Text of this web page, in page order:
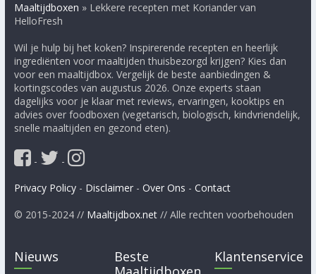
Maaltijdboxen » Lekkere recepten met Koriander van
HelloFresh
Wil je hulp bij het koken? Inspirerende recepten en heerlijk
ingrediënten voor maaltijden thuisbezorgd krijgen? Kies dan
voor een maaltijdbox. Vergelijk de beste aanbiedingen &
kortingscodes van augustus 2026. Onze experts staan
dagelijks voor je klaar met reviews, ervaringen, kooktips en
advies over foodboxen (vegetarisch, biologisch, kindvriendelijk,
snelle maaltijden en gezond eten).
-
-
Privacy Policy- Disclaimer- Over Ons - Contact
© 2015-2024 // Maaltijdbox.net// Alle rechten voorbehouden
Nieuws
Beste
Klantenservice